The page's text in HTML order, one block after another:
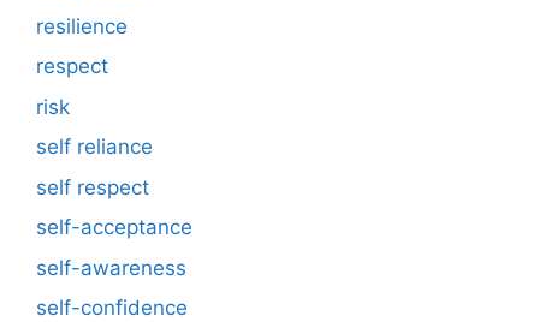
resilience
respect
risk
self reliance
self respect
self-acceptance
self-awareness
self-confidence